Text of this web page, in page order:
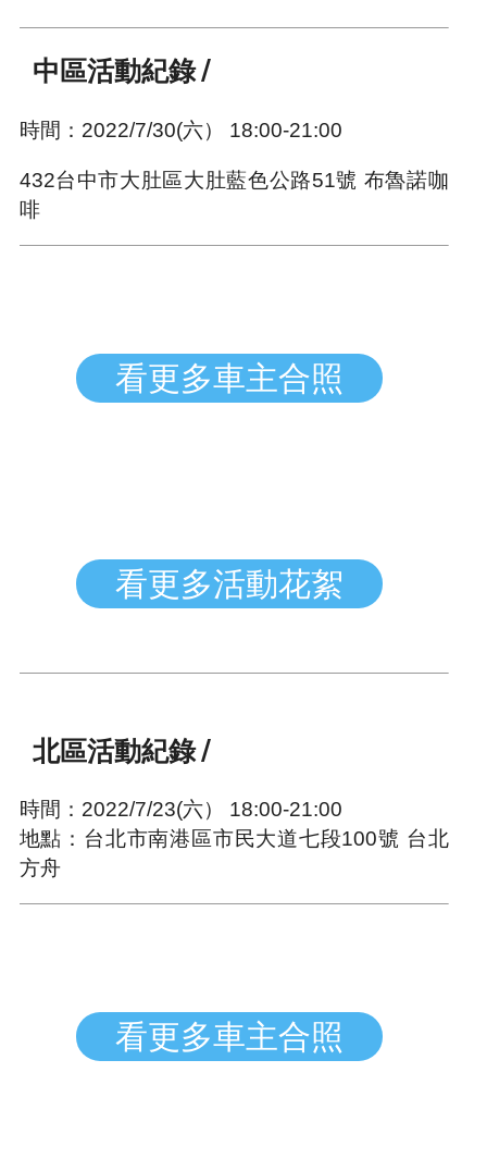
中區活動紀錄 /
時間：2022/7/30(六） 18:00-21:00
432台中市大肚區大肚藍色公路51號 布魯諾咖
啡
看更多車主合照
看更多活動花絮
北區活動紀錄 /
時間：2022/7/23(六） 18:00-21:00
地點：台北市南港區市民大道七段100號 台北
方舟
看更多車主合照